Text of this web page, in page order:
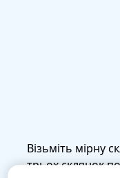
Візьміть мірну
трьох склянок